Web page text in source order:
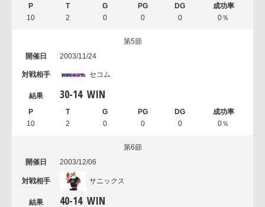
10 2 0 0 0 0％
第5節
2003/11/24
セコム
30-14 WIN
10 2 0 0 0 0％
第6節
2003/12/06
サニックス
40-14 WIN